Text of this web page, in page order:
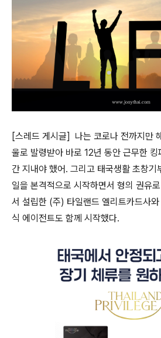
[스레드 게시글] 나는 코로나 전까지만
울로 발령받아 바로 12년 동안 근무한
간 지내야 했어. 그리고 태국생활 초창기
일을 본격적으로 시작하면서 형의 권유
서 설립한 (주) 타일랜드 엘리트카드사
식 에이전트도 함께 시작했다.